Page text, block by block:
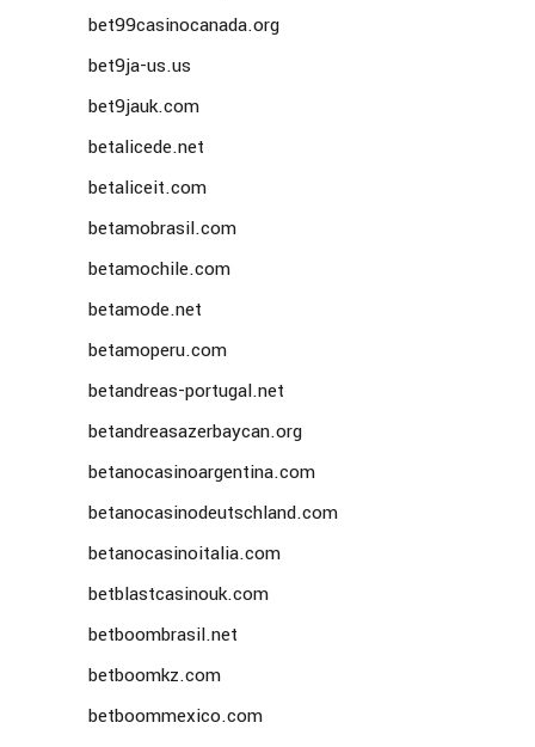
bet99casinocanada.org
bet9ja-us.us
bet9jauk.com
betalicede.net
betaliceit.com
betamobrasil.com
betamochile.com
betamode.net
betamoperu.com
betandreas-portugal.net
betandreasazerbaycan.org
betanocasinoargentina.com
betanocasinodeutschland.com
betanocasinoitalia.com
betblastcasinouk.com
betboombrasil.net
betboomkz.com
betboommexico.com